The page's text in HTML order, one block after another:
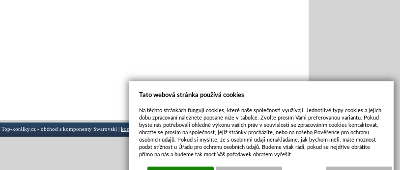
Top-korálky.cz - obchod s komponenty Swarovski | kontakt
Cookies|Sunlight systems- tvorba e-shopů
Tato webová stránka používá cookies
Na těchto stránkách fungují cookies, které naše společnosti využívají. Jednotlivé typy cookies a jejich
dobu zpracování naleznete popsané níže v tabulce. Zvolte prosím Vámi preferovanou variantu. Pokud
byste nás potřebovali ohledně výkonu vašich práv v souvislosti se zpracováním cookies kontaktovat,
obraťte se prosím na společnost, jejíž stránky procházíte, nebo na našeho Pověřence pro ochranu
osobních údajů. Pokud si myslíte, že s osobními údaji nenakládáme, jak bychom měli, máte možnost
podat stížnost u Úřadu pro ochranu osobních údajů. Budeme však rádi, pokud se nejdříve obrátíte
přímo na nás a budeme tak moct Váš požadavek obratem vyřešit.